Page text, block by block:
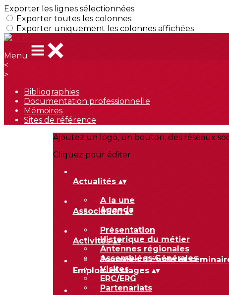
Exporter les lignes sélectionnées
Exporter toutes les colonnes
Exporter uniquement les colonnes affichées
Menu
<
>
Bibliographies
Documentation professionnelle
Mémoires
Sites de référence
Ajoutez un logo, un bouton, des réseaux
Cliquez pour éditer
Actualités ▴▾
A la une
Agenda
Association▴▾
Présentation
Historique du métier
Antennes régionales
Assemblées Générales
Activités▴▾
Journées d'étude et
Visites
ERC/ERG
Partenariats
Emplois et stages ▴▾